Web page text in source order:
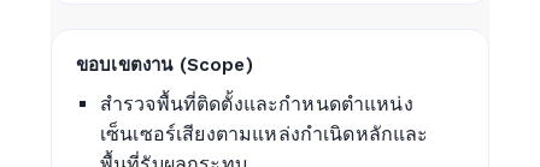
ขอบเขตงาน (Scope)
สำรวจพื้นที่ติดตั้งและกำหนดตำแหน่ง
เซ็นเซอร์เสียงตามแหล่งกำเนิดหลักและ